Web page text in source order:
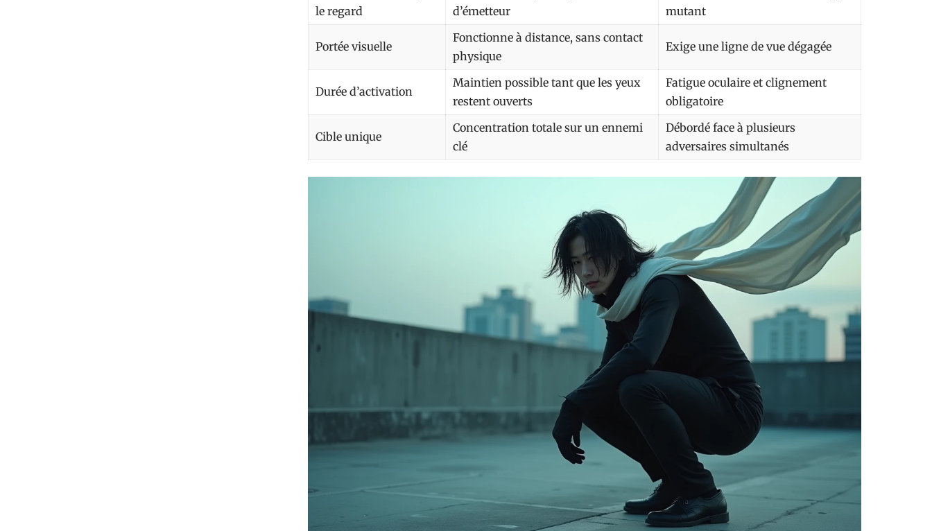
le regard
d’émetteur
mutant
Portée visuelle
Fonctionne à distance, sans contact
physique
Exige une ligne de vue dégagée
Durée d’activation
Maintien possible tant que les yeux
restent ouverts
Fatigue oculaire et clignement
obligatoire
Cible unique
Concentration totale sur un ennemi
clé
Débordé face à plusieurs
adversaires simultanés